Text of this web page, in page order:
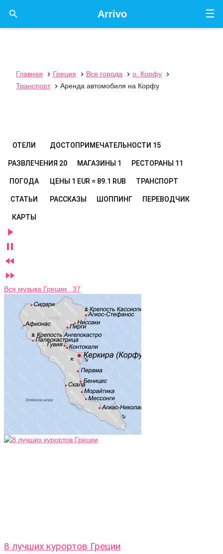
☰
Arrivo

Главная  Греция  Все города  о. Корфу

Транспорт
 Аренда автомобиля на Корфу
ОТЕЛИ ДОСТОПРИМЕЧАТЕЛЬНОСТИ 15
РАЗВЛЕЧЕНИЯ 20 МАГАЗИНЫ 1 РЕСТОРАНЫ 11
ПОГОДА ЦЕНЫ 1 EUR = 89.1 RUB ТРАНСПОРТ
СТАТЬИ РАССКАЗЫ ШОППИНГ ПЕРЕВОДЧИК
КАРТЫ




Вся музыка Греции 37
8 лучших курортов Греции